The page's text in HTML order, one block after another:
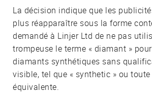
La décision indique que les
plus réapparaître sous la forme
demandé à Linjer Ltd de ne pas
trompeuse le terme « diamant »
diamants synthétiques sans
visible, tel que « synthetic » ou
équivalente.